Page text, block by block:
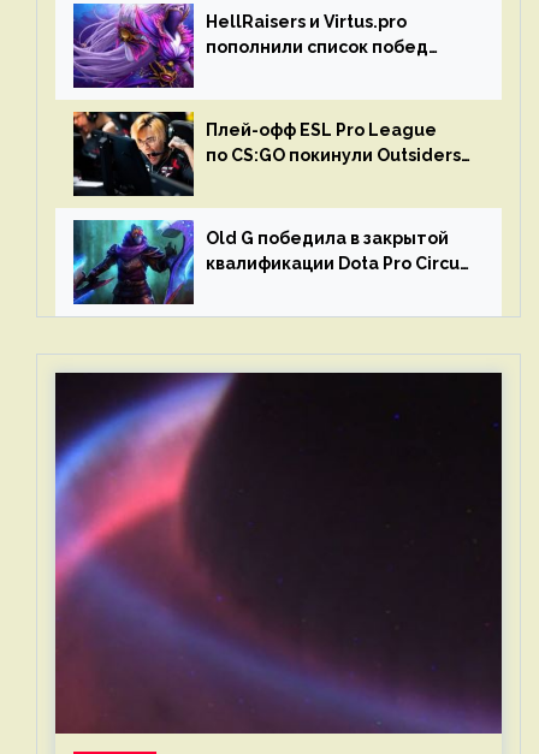
HellRaisers и Virtus.pro
пополнили список побед
Плей-офф ESL Pro League
по CS:GO покинули Outsiders
Old G победила в закрытой
квалификации Dota Pro Circuit